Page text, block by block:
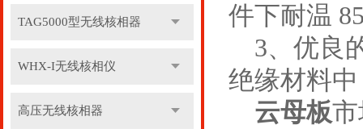
TAG5000型无线核相器
WHX-I无线核相仪
高压无线核相器
件下耐温
3、优良
绝缘材料
云母板